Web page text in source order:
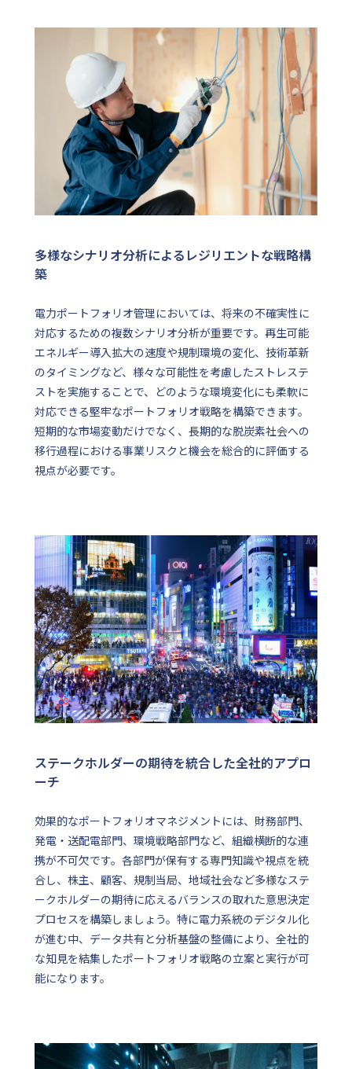
多様なシナリオ分析によるレジリエントな戦略構
築
電力ポートフォリオ管理においては、将来の不確実性に
対応するための複数シナリオ分析が重要です。再生可能
エネルギー導入拡大の速度や規制環境の変化、技術革新
のタイミングなど、様々な可能性を考慮したストレステ
ストを実施することで、どのような環境変化にも柔軟に
対応できる堅牢なポートフォリオ戦略を構築できます。
短期的な市場変動だけでなく、長期的な脱炭素社会への
移行過程における事業リスクと機会を総合的に評価する
視点が必要です。
ステークホルダーの期待を統合した全社的アプロ
ーチ
効果的なポートフォリオマネジメントには、財務部門、
発電・送配電部門、環境戦略部門など、組織横断的な連
携が不可欠です。各部門が保有する専門知識や視点を統
合し、株主、顧客、規制当局、地域社会など多様なステ
ークホルダーの期待に応えるバランスの取れた意思決定
プロセスを構築しましょう。特に電力系統のデジタル化
が進む中、データ共有と分析基盤の整備により、全社的
な知見を結集したポートフォリオ戦略の立案と実行が可
能になります。